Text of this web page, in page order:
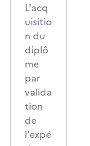
L'acq
uisitio
n du
diplô
me
par
valida
tion
de
l'expé